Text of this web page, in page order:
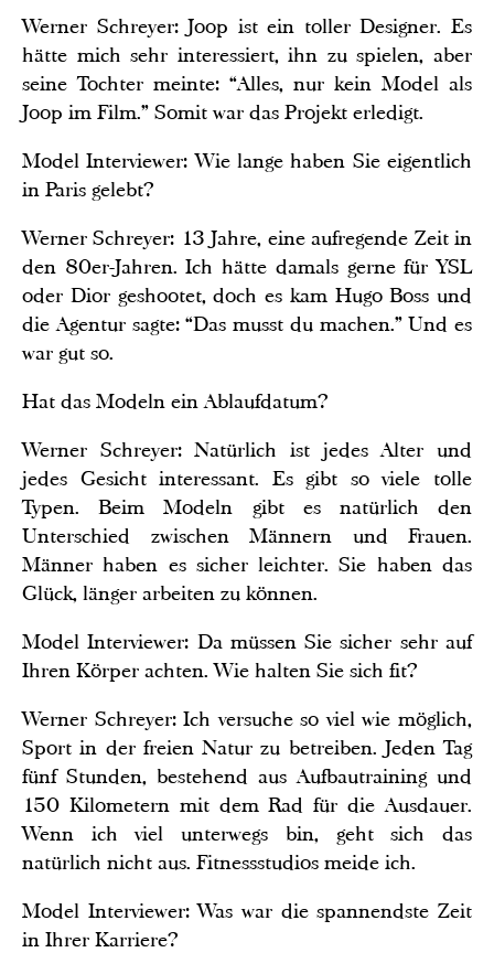
Werner Schreyer: Joop ist ein toller Designer. Es
hätte mich sehr interessiert, ihn zu spielen, aber
seine Tochter meinte: “Alles, nur kein Model als
Joop im Film.” Somit war das Projekt erledigt.
Model Interviewer: Wie lange haben Sie eigentlich
in Paris gelebt?
Werner Schreyer: 13 Jahre, eine aufregende Zeit in
den 80er-Jahren. Ich hätte damals gerne für YSL
oder Dior geshootet, doch es kam Hugo Boss und
die Agentur sagte: “Das musst du machen.” Und es
war gut so.
Hat das Modeln ein Ablaufdatum?
Werner Schreyer: Natürlich ist jedes Alter und
jedes Gesicht interessant. Es gibt so viele tolle
Typen. Beim Modeln gibt es natürlich den
Unterschied zwischen Männern und Frauen.
Männer haben es sicher leichter. Sie haben das
Glück, länger arbeiten zu können.
Model Interviewer: Da müssen Sie sicher sehr auf
Ihren Körper achten. Wie halten Sie sich fit?
Werner Schreyer: Ich versuche so viel wie möglich,
Sport in der freien Natur zu betreiben. Jeden Tag
fünf Stunden, bestehend aus Aufbautraining und
150 Kilometern mit dem Rad für die Ausdauer.
Wenn ich viel unterwegs bin, geht sich das
natürlich nicht aus. Fitnessstudios meide ich.
Model Interviewer: Was war die spannendste Zeit
in Ihrer Karriere?